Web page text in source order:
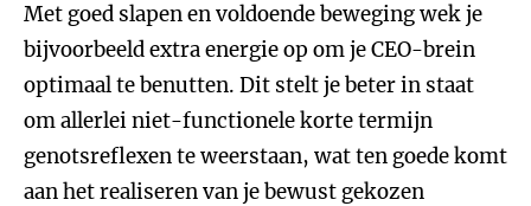
Met goed slapen en voldoende beweging wek je
bijvoorbeeld extra energie op om je CEO-brein
optimaal te benutten. Dit stelt je beter in staat
om allerlei niet-functionele korte termijn
genotsreflexen te weerstaan, wat ten goede komt
aan het realiseren van je bewust gekozen